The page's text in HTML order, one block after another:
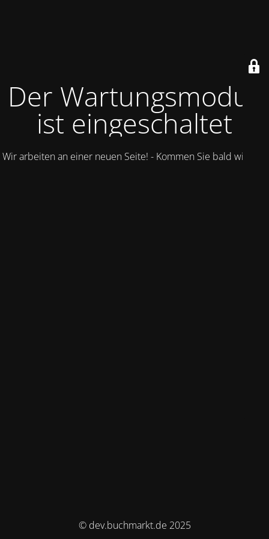
Der Wartungsmodus
ist eingeschaltet
Wir arbeiten an einer neuen Seite! - Kommen Sie bald wieder.
© dev.buchmarkt.de 2025